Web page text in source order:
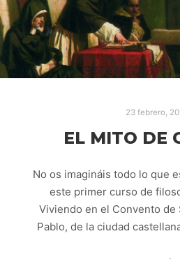
23 febrero,
EL MITO DE
No os imagináis todo lo que
este primer curso de
Viviendo en el Convento de
Pablo, de la ciudad